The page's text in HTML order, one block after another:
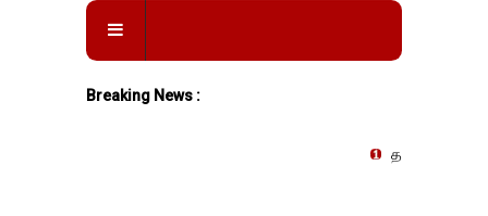
Breaking News :
தங்கம்-வெள்ளி விலை